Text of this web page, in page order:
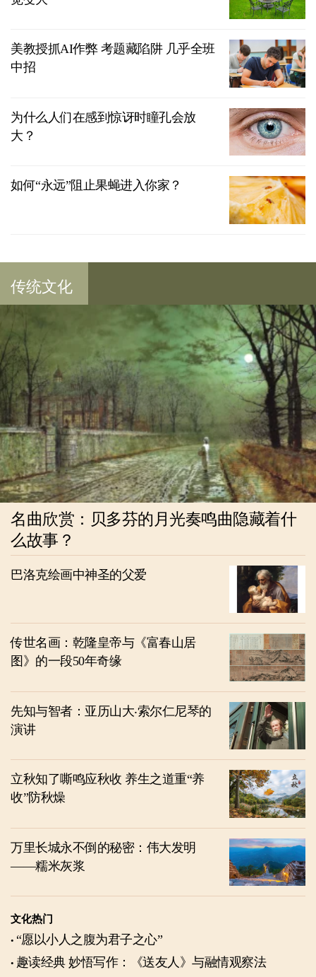
美教授抓AI作弊 考题藏陷阱 几乎全班
中招
为什么人们在感到惊讶时瞳孔会放
大？
如何“永远”阻止果蝇进入你家？
传统文化
名曲欣赏：贝多芬的月光奏鸣曲隐藏着什
么故事？
巴洛克绘画中神圣的父爱
传世名画：乾隆皇帝与《富春山居
图》的一段50年奇缘
先知与智者：亚历山大‧索尔仁尼琴的
演讲
立秋知了嘶鸣应秋收 养生之道重“养
收”防秋燥
万里长城永不倒的秘密：伟大发明
——糯米灰浆
文化热门
“愿以小人之腹为君子之心”
趣读经典 妙悟写作：《送友人》与融情观察法